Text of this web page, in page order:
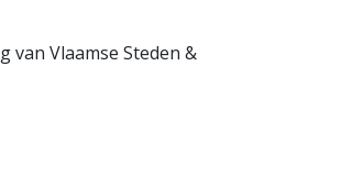
van Vlaamse Steden &